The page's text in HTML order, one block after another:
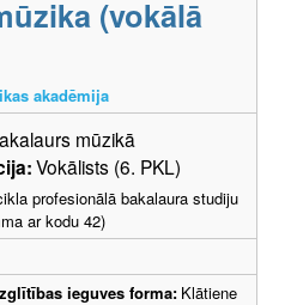
(vokālā
akadēmija
mūzikā
Vokālists (6. PKL)
profesionālā bakalaura studiju
ar kodu 42)
ieguves forma: Klātiene